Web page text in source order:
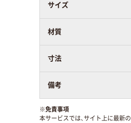
サイズ
材質
寸法
備考
※免責事項
本サービスでは、サイト上に最新